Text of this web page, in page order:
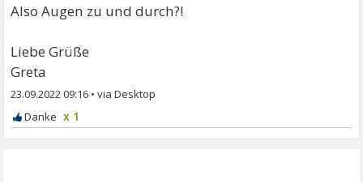
Also Augen zu und durch?!
Liebe Grüße
Greta
23.09.2022 09:16 •
x 1